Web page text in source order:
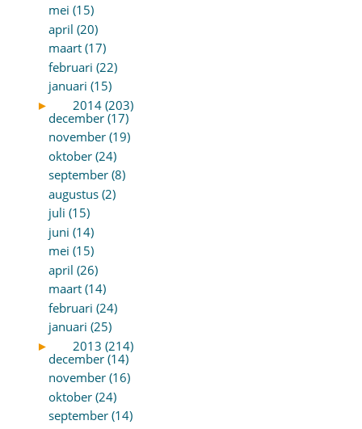
mei (15)
april (20)
maart (17)
februari (22)
januari (15)
►
2014 (203)
december (17)
november (19)
oktober (24)
september (8)
augustus (2)
juli (15)
juni (14)
mei (15)
april (26)
maart (14)
februari (24)
januari (25)
►
2013 (214)
december (14)
november (16)
oktober (24)
september (14)